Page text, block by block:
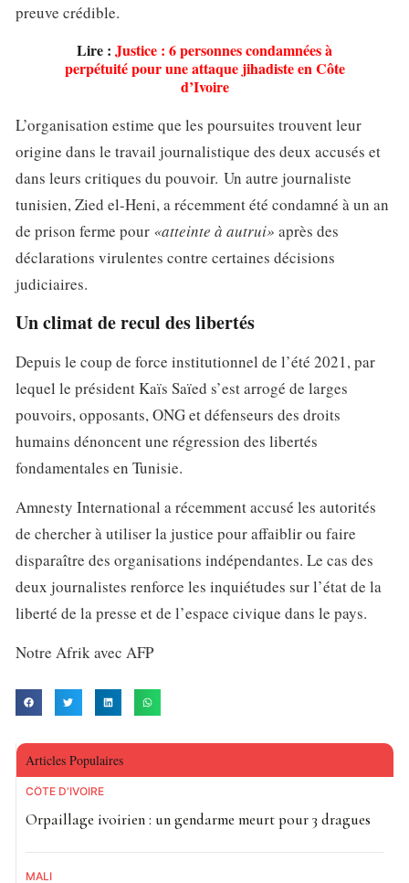
preuve crédible.
Lire : Justice : 6 personnes condamnées à
perpétuité pour une attaque jihadiste en Côte
d’Ivoire
L’organisation estime que les poursuites trouvent leur
origine dans le travail journalistique des deux accusés et
dans leurs critiques du pouvoir. Un autre journaliste
tunisien, Zied el-Heni, a récemment été condamné à un an
de prison ferme pour «atteinte à autrui» après des
déclarations virulentes contre certaines décisions
judiciaires.
Un climat de recul des libertés
Depuis le coup de force institutionnel de l’été 2021, par
lequel le président Kaïs Saïed s’est arrogé de larges
pouvoirs, opposants, ONG et défenseurs des droits
humains dénoncent une régression des libertés
fondamentales en Tunisie.
Amnesty International a récemment accusé les autorités
de chercher à utiliser la justice pour affaiblir ou faire
disparaître des organisations indépendantes. Le cas des
deux journalistes renforce les inquiétudes sur l’état de la
liberté de la presse et de l’espace civique dans le pays.
Notre Afrik avec AFP
Articles Populaires
CÔTE D'IVOIRE
Orpaillage ivoirien : un gendarme meurt pour 3 dragues
MALI